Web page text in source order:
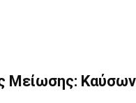
Μείωσης: